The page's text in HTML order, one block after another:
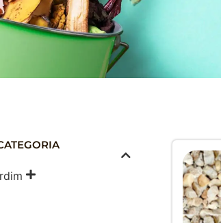
DOMÉSTICA
seus Resíduos - Trate seu Jardim -